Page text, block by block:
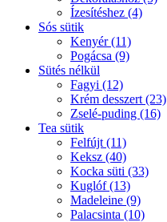
Ízesítéshez (4)
Sós sütik
Kenyér(11)
Pogácsa (9)
Sütés nélkül
Fagyi (12)
Krém desszert (23)
Zselé-puding (16)
Tea sütik
Felfújt (11)
Keksz (40)
Kocka süti (33)
Kuglóf(13)
Madeleine (9)
Palacsinta (10)